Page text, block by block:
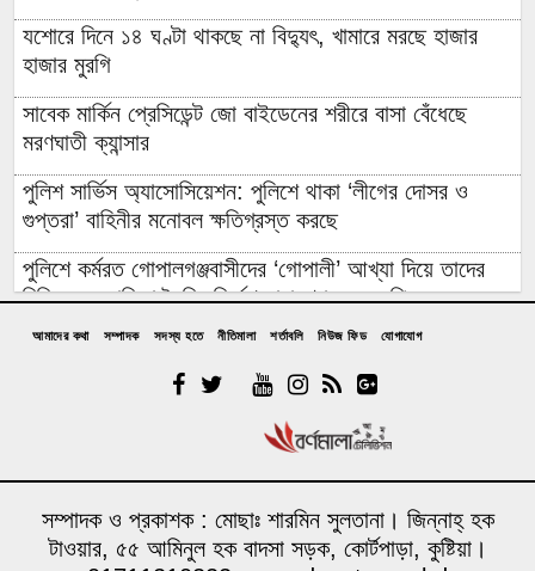
যশোরে দিনে ১৪ ঘণ্টা থাকছে না বিদ্যুৎ, খামারে মরছে হাজার
হাজার মুরগি
সাবেক মার্কিন প্রেসিডেন্ট জো বাইডেনের শরীরে বাসা বেঁধেছে
মরণঘাতী ক্যান্সার
পুলিশ সার্ভিস অ্যাসোসিয়েশন: পুলিশে থাকা ‘লীগের দোসর ও
গুপ্তরা’ বাহিনীর মনোবল ক্ষতিগ্রস্ত করছে
পুলিশে কর্মরত গোপালগঞ্জবাসীদের ‘গোপালী’ আখ্যা দিয়ে তাদের
চিহ্নিত ও তালিকা তৈরির নির্দেশ নারায়ণগঞ্জের এমপির
বিদেশি ত্রাণের লোভে ৯ বছর ধরে রোহিঙ্গা সেজে নিবন্ধিত হাজার
হাজার বাংলাদেশি ফেঁসে গেলেন এনআইডি-পাসপোর্ট করতে গিয়ে
এক সপ্তাহে ডিমের দাম বাড়ল দেড়গুণ, ডজন ঠেকল ১৮০ টাকায়:
দেখিয়ে লোপাট অর্ধকোটি টাকা
আমাদের কথা সম্পাদক সদস্য হতে নীতিমালা শর্তাবলি নিউজ ফিড যোগাযোগ
সম্পাদক ও প্রকাশক : মোছাঃ শারমিন সুলতানা। জিন্নাহ্ হক
টাওয়ার, ৫৫ আমিনুল হক বাদসা সড়ক, কোর্টপাড়া, কুষ্টিয়া।